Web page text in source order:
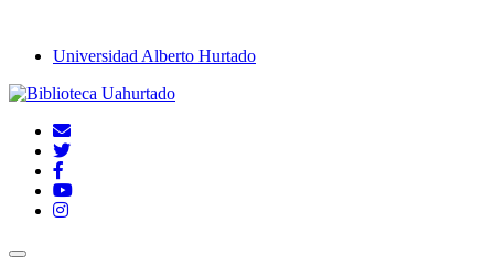
Universidad Alberto Hurtado